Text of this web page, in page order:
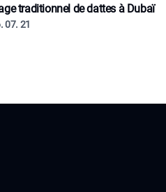
traditionnel de dattes à Dubaï
07. 21